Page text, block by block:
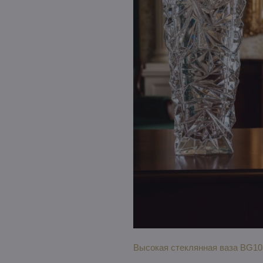
Высокая стеклянная ваза